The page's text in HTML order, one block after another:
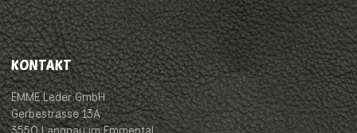
KONTAKT
EMME Leder GmbH
Gerbestrasse 13A